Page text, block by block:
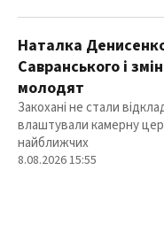
Наталка
Савранського і
молодят
Закохані не стали
влаштували камерну
найближчих
8.08.2026 15:55